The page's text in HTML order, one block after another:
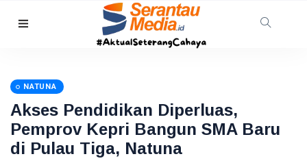
Kepri
Nyanyang
Haris
Pratamura
Terima
Bintang
LVRI
10
2026
views
BATAM
NATUNA
Akses Pendidikan Diperluas,
Pemprov Kepri Bangun SMA Baru
di Pulau Tiga, Natuna